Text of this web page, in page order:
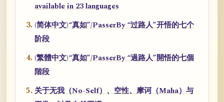
available in 23 languages
(简体中文)“真如”/PasserBy “过路人”开悟的七个
阶段
(繁體中文)“真如”/PasserBy “過路人”開悟的七個
階段
关于无我（No-Self）、空性、摩诃（Maha）与